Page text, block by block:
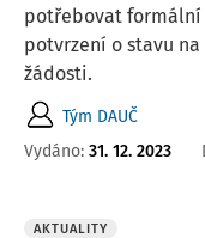
potřebovat formální
potvrzení o stavu
žádosti.
Tým DAUČ
Vydáno: 31. 12. 2023
AKTUALITY